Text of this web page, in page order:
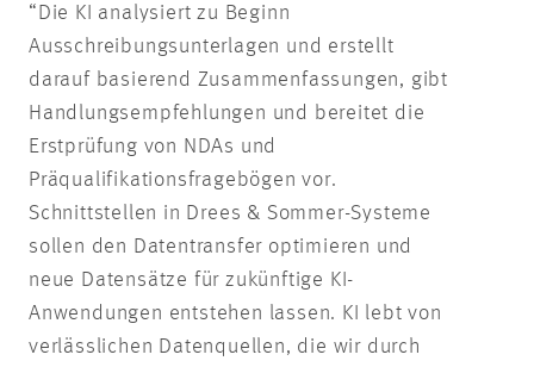
“Die KI analysiert zu Beginn
Ausschreibungsunterlagen und erstellt
darauf basierend Zusammenfassungen, gibt
Handlungsempfehlungen und bereitet die
Erstprüfung von NDAs und
Präqualifikationsfragebögen vor.
Schnittstellen in Drees & Sommer-Systeme
sollen den Datentransfer optimieren und
neue Datensätze für zukünftige KI-
Anwendungen entstehen lassen. KI lebt von
verlässlichen Datenquellen, die wir durch